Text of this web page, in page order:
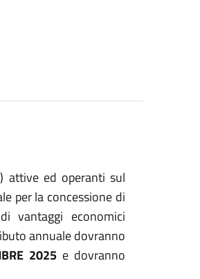
attive ed operanti sul
per la concessione di
vantaggi economici
annuale dovranno
2025e dovranno